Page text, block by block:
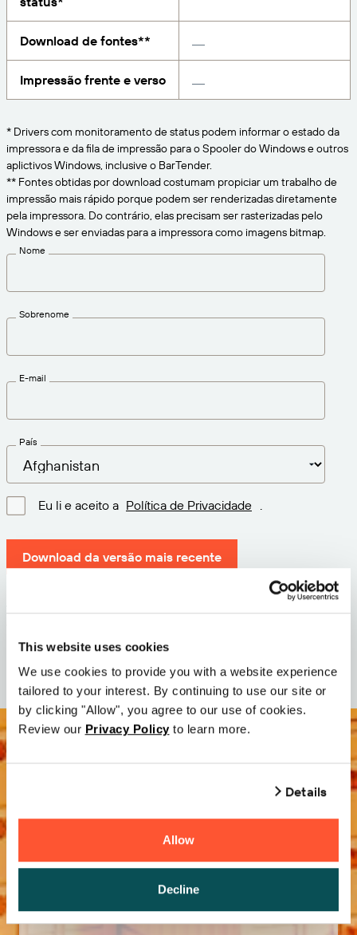
This website uses cookies
We use cookies to provide you with a website experience
tailored to your interest. By continuing to use our site or
by clicking "Allow", you agree to our use of cookies.
Review our Privacy Policy to learn more.
Details
Allow
Decline
PRODUTO
Teste gratuito
Especificações técnicas
Registro do produto
Conectores de impressão
Visão geral das soluções
Sobre nós
Carreiras
Modelo de maturidade em rotulagem e
rastreabilidade
Obtenha o nível certo de suporte para suas
necessidades comerciais.
Download de fontes**
Impressão frente e verso
* Drivers com monitoramento de status podem informar o estado da
impressora e da fila de impressão para o Spooler do Windows e outros
aplictivos Windows, inclusive o BarTender.
** Fontes obtidas por download costumam propiciar um trabalho de
impressão mais rápido porque podem ser renderizadas diretamente
pela impressora. Do contrário, elas precisam ser rasterizadas pelo
Windows e ser enviadas para a impressora como imagens bitmap.
Nome
Sobrenome
E-mail
País
Eu li e aceito a Política de Privacidade
Download da versão mais recente
Versão: 12.3
Data: 2026-05-05
Experimente
gratuitamente